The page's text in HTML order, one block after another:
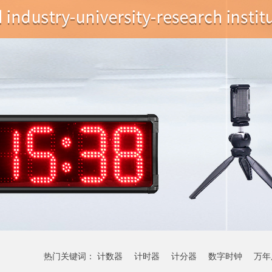
热门关键词： 计数器 计时器 计分器 数字时钟 万